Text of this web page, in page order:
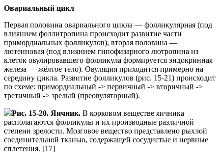
Овариальный цикл
Первая половина овариального цикла — фолликулярная (под
влиянием фоллитропина происходит развитие части
примордиальных фолликулов), вторая половина —
лютеиновая (под влиянием гипофизарного лютропина из
клеток овулировавшего фолликула формируется эндокринная
железа — жёлтое тело). Овуляция приходится примерно на
середину цикла. Развитие фолликулов (рис. 15-21) происходит
по схеме: примордиальный -> первичный -> вторичный ->
третичный -> зрелый (преовуляторный).
Рис. 15-20. Яичник. В корковом веществе яичника
располагаются фолликулы и их производные различной
степени зрелости. Мозговое вещество представлено рыхлой
соединительной тканью, содержащей сосудистые и нервные
сплетения. [17]